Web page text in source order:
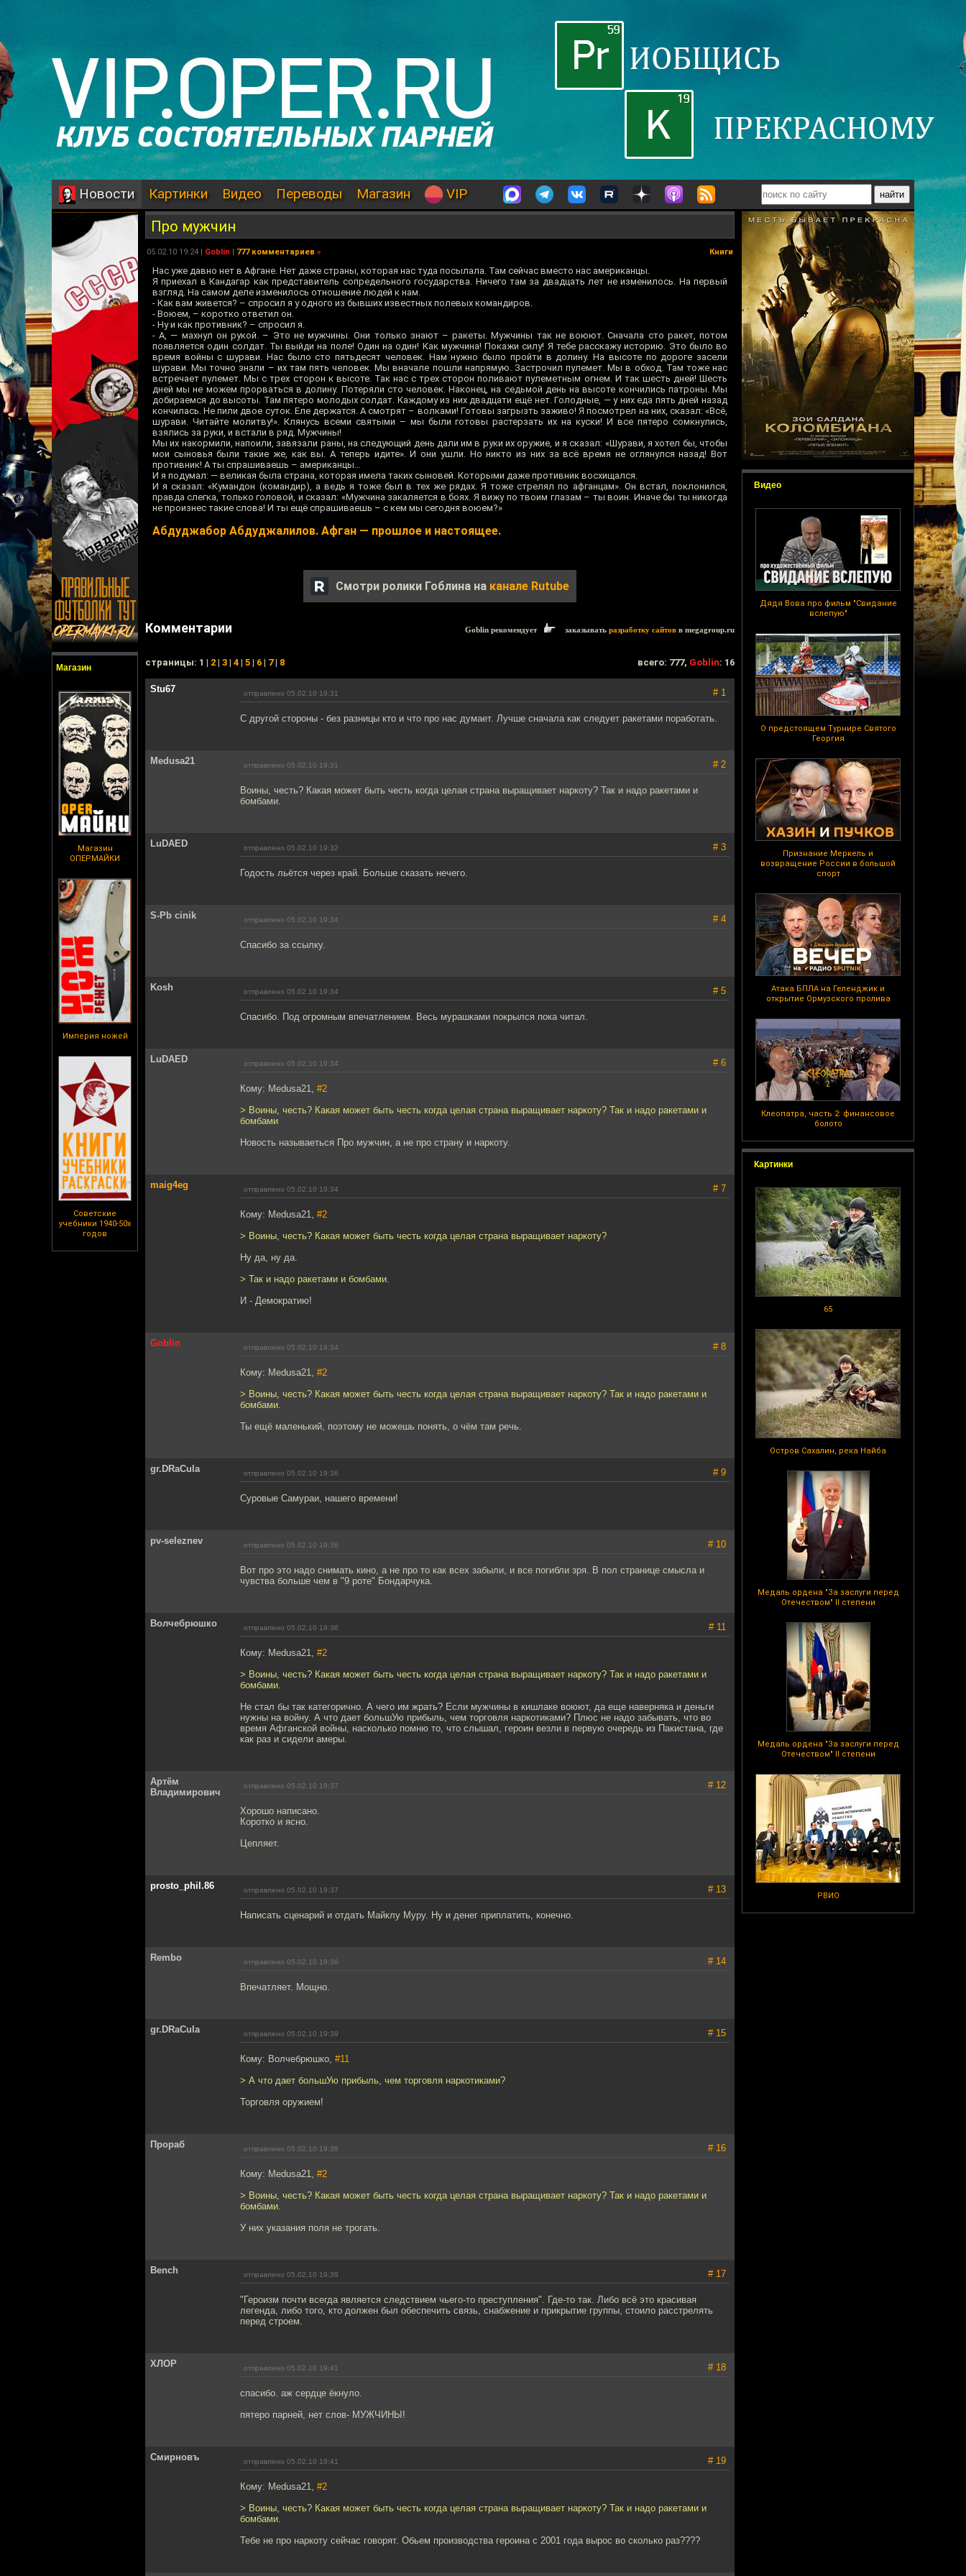
Новости Картинки Видео Переводы Магазин VIP
Магазин
Магазин
ОПЕРМАЙКИ
Империя ножей
Советские
учебники 1940-50х
годов
Видео
Дядя Вова про фильм "Свидание
вслепую"
О предстоящем Турнире Святого
Георгия
Признание Меркель и
возвращение России в большой
спорт
Атака БПЛА на Геленджик и
открытие Ормузского пролива
Клеопатра, часть 2: финансовое
болото
Картинки
65
Остров Сахалин, река Найба
Медаль ордена "За заслуги перед
Отечеством" II степени
Медаль ордена "За заслуги перед
Отечеством" II степени
РВИО
Про мужчин
05.02.10 19:24 | Goblin | 777 комментариев » Книги
Нас уже давно нет в Афгане. Нет даже страны, которая нас туда посылала. Там сейчас вместо нас американцы.
Я приехал в Кандагар как представитель сопредельного государства. Ничего там за двадцать лет не изменилось. На первый
взгляд. На самом деле изменилось отношение людей к нам.
- Как вам живется? – спросил я у одного из бывших известных полевых командиров.
- Воюем, – коротко ответил он.
- Ну и как противник? – спросил я.
- А, — махнул он рукой. – Это не мужчины. Они только знают – ракеты. Мужчины так не воюют. Сначала сто ракет, потом
появляется один солдат. Ты выйди на поле! Один на один! Как мужчина! Покажи силу! Я тебе расскажу историю. Это было во
время войны с шурави. Нас было сто пятьдесят человек. Нам нужно было пройти в долину. На высоте по дороге засели
шурави. Мы точно знали – их там пять человек. Мы вначале пошли напрямую. Застрочил пулемет. Мы в обход. Там тоже нас
встречает пулемет. Мы с трех сторон к высоте. Так нас с трех сторон поливают пулеметным огнем. И так шесть дней! Шесть
дней мы не можем прорваться в долину. Потеряли сто человек. Наконец, на седьмой день на высоте кончились патроны. Мы
добираемся до высоты. Там пятеро молодых солдат. Каждому из них двадцати ещё нет. Голодные, — у них еда пять дней назад
кончилась. Не пили двое суток. Еле держатся. А смотрят – волками! Готовы загрызть заживо! Я посмотрел на них, сказал: «Всё,
шурави. Читайте молитву!». Клянусь всеми святыми – мы были готовы растерзать их на куски! И все пятеро сомкнулись,
взялись за руки, и встали в ряд. Мужчины!
Мы их накормили, напоили, завязали раны, на следующий день дали им в руки их оружие, и я сказал: «Шурави, я хотел бы, чтобы
мои сыновья были такие же, как вы. А теперь идите». И они ушли. Но никто из них за всё время не оглянулся назад! Вот
противник! А ты спрашиваешь – американцы…
И я подумал: — великая была страна, которая имела таких сыновей. Которыми даже противник восхищался.
И я сказал: «Кумандон (командир), а ведь я тоже был в тех же рядах. Я тоже стрелял по афганцам». Он встал, поклонился,
правда слегка, только головой, и сказал: «Мужчина закаляется в боях. Я вижу по твоим глазам – ты воин. Иначе бы ты никогда
не произнес такие слова! И ты ещё спрашиваешь – с кем мы сегодня воюем?»
Абдуджабор Абдуджалилов. Афган — прошлое и настоящее.
Смотри ролики Гоблина на канале Rutube
Комментарии Goblin рекомендует заказывать разработку сайтов в megagroup.ru
cтраницы: 1 | 2 | 3 | 4 | 5 | 6 | 7| 8 всего: 777, Goblin: 16
Stu67 отправлено 05.02.10 19:31 # 1
С другой стороны - без разницы кто и что про нас думает. Лучше сначала как следует ракетами поработать.
Medusa21 отправлено 05.02.10 19:31 # 2
Воины, честь? Какая может быть честь когда целая страна выращивает наркоту? Так и надо ракетами и
бомбами.
LuDAED отправлено 05.02.10 19:32 # 3
Годость льётся через край. Больше сказать нечего.
S-Pb cinik отправлено 05.02.10 19:34 # 4
Спасибо за ссылку.
Kosh отправлено 05.02.10 19:34 # 5
Спасибо. Под огромным впечатлением. Весь мурашками покрылся пока читал.
LuDAED отправлено 05.02.10 19:34 # 6
Кому: Medusa21, #2
> Воины, честь? Какая может быть честь когда целая страна выращивает наркоту? Так и надо ракетами и
бомбами
Новость называеться Про мужчин, а не про страну и наркоту.
maig4eg отправлено 05.02.10 19:34 # 7
Кому: Medusa21, #2
> Воины, честь? Какая может быть честь когда целая страна выращивает наркоту?
Ну да, ну да.
> Так и надо ракетами и бомбами.
И - Демократию!
Goblin отправлено 05.02.10 19:34 # 8
Кому: Medusa21, #2
> Воины, честь? Какая может быть честь когда целая страна выращивает наркоту? Так и надо ракетами и
бомбами.
Ты ещё маленький, поэтому не можешь понять, о чём там речь.
gr.DRaCula отправлено 05.02.10 19:36 # 9
Суровые Самураи, нашего времени!
pv-seleznev отправлено 05.02.10 19:36 # 10
Вот про это надо снимать кино, а не про то как всех забыли, и все погибли зря. В пол странице смысла и
чувства больше чем в "9 роте" Бондарчука.
Волчебрюшко отправлено 05.02.10 19:36 # 11
Кому: Medusa21, #2
> Воины, честь? Какая может быть честь когда целая страна выращивает наркоту? Так и надо ракетами и
бомбами.
Не стал бы так категорично. А чего им жрать? Если мужчины в кишлаке воюют, да еще наверняка и деньги
нужны на войну. А что дает большУю прибыль, чем торговля наркотиками? Плюс не надо забывать, что во
время Афганской войны, насколько помню то, что слышал, героин везли в первую очередь из Пакистана, где
как раз и сидели амеры.
Артём
Владимирович
отправлено 05.02.10 19:37 # 12
Хорошо написано.
Коротко и ясно.
Цепляет.
prosto_phil.86 отправлено 05.02.10 19:37 # 13
Написать сценарий и отдать Майклу Муру. Ну и денег приплатить, конечно.
Rembo отправлено 05.02.10 19:39 # 14
Впечатляет. Мощно.
gr.DRaCula отправлено 05.02.10 19:39 # 15
Кому: Волчебрюшко, #11
> А что дает большУю прибыль, чем торговля наркотиками?
Торговля оружием!
Прораб отправлено 05.02.10 19:39 # 16
Кому: Medusa21, #2
> Воины, честь? Какая может быть честь когда целая страна выращивает наркоту? Так и надо ракетами и
бомбами.
У них указания поля не трогать.
Bench отправлено 05.02.10 19:39 # 17
"Героизм почти всегда является следствием чьего-то преступления". Где-то так. Либо всё это красивая
легенда, либо того, кто должен был обеспечить связь, снабжение и прикрытие группы, стоило расстрелять
перед строем.
ХЛОР отправлено 05.02.10 19:41 # 18
спасибо. аж сердце ёкнуло.
пятеро парней, нет слов- МУЖЧИНЫ!
Смирновъ отправлено 05.02.10 19:41 # 19
Кому: Medusa21, #2
> Воины, честь? Какая может быть честь когда целая страна выращивает наркоту? Так и надо ракетами и
бомбами.
Тебе не про наркоту сейчас говорят. Обьем производства героина с 2001 года вырос во сколько раз????